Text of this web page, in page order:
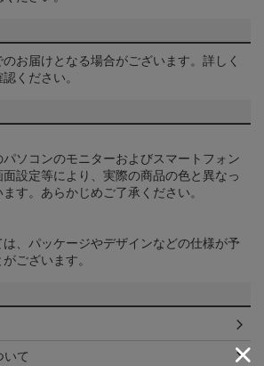
お届けとなる場合がございます。詳しく
ください。
ソコンのモニターおよびスマートフォン
設定等により、実際の商品の色と異なっ
す。あらかじめご了承ください。
、パッケージやデザインなどの仕様が予
ございます。
いて